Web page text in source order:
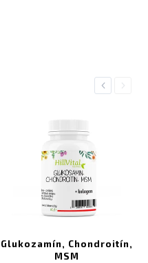
Previous
Glukozamín, Chondroitín,
MSM
Next